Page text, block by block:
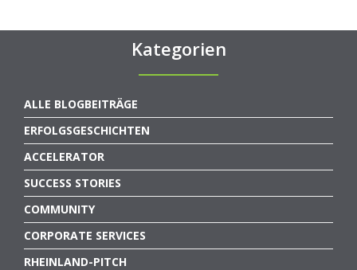
Kategorien
ALLE BLOGBEITRÄGE
ERFOLGSGESCHICHTEN
ACCELERATOR
SUCCESS STORIES
COMMUNITY
CORPORATE SERVICES
RHEINLAND-PITCH